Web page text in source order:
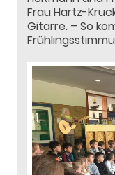
Frau Hartz-
Gitarre. – So